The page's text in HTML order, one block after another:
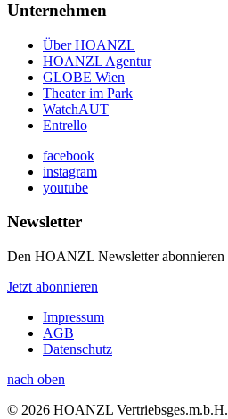
Unternehmen
Über HOANZL
HOANZL Agentur
GLOBE Wien
Theater im Park
WatchAUT
Entrello
facebook
instagram
youtube
Newsletter
Den HOANZL Newsletter abonnieren
Jetzt abonnieren
Impressum
AGB
Datenschutz
nach oben
© 2026 HOANZL Vertriebsges.m.b.H.